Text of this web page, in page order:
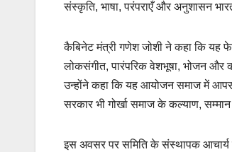
संस्कृति, भाषा, परंपराएँ और अनुशासन
कैबिनेट मंत्री गणेश जोशी ने कहा कि यह
लोकसंगीत, पारंपरिक वेशभूषा, भोजन और
उन्होंने कहा कि यह आयोजन समाज में
सरकार भी गोर्खा समाज के कल्याण,
इस अवसर पर समिति के संस्थापक आचार्य